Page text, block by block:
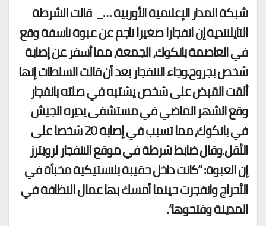
شبكة المدار الإعلامية الأوربية …_ قالت الشرطة
التايلاندية إن انفجارا صغيرا ناجم عن عبوة ناسفة وقع
في العاصمة بانكوك، الجمعة، مما أسفر عن إصابة
شخص بجروح.وجاء الانفجار بعد أن قالت السلطات إنها
ألقت القبض على شخص يشتبه في صلته بانفجار
وقع الشهر الماضي في مستشفى يديره الجيش
في بانكوك، مما تسبب في إصابة 20 شخصا على
الأقل.وقال ضابط شرطة في موقع الانفجار لرويترز
إن العبوة: “كانت داخل حقيبة بلاستيكية مخبأة في
الأحراج وانفجرت حينما أمسك بها عمال النظافة في
المدينة وفتحوها”.